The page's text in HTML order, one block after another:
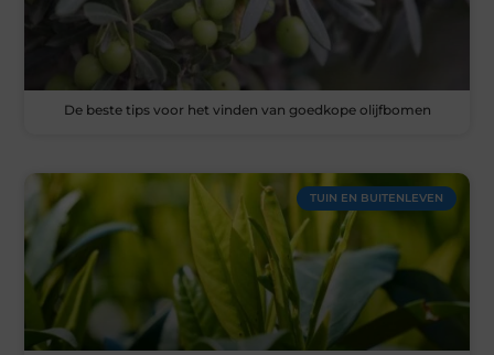
De beste tips voor het vinden van goedkope olijfbomen
TUIN EN BUITENLEVEN